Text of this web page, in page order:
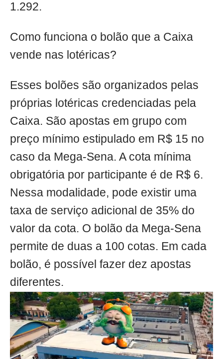
1.292.
Como funciona o bolão que a Caixa
vende nas lotéricas?
Esses bolões são organizados pelas
próprias lotéricas credenciadas pela
Caixa. São apostas em grupo com
preço mínimo estipulado em R$ 15 no
caso da Mega-Sena. A cota mínima
obrigatória por participante é de R$ 6.
Nessa modalidade, pode existir uma
taxa de serviço adicional de 35% do
valor da cota. O bolão da Mega-Sena
permite de duas a 100 cotas. Em cada
bolão, é possível fazer dez apostas
diferentes.